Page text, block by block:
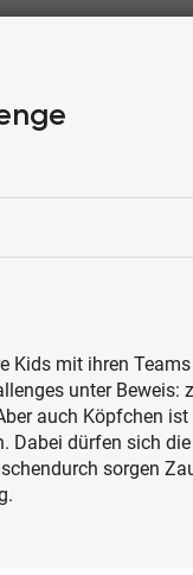
Kids mit ihren
unter Beweis:
auch Köpfchen
Dabei dürfen sich
sorgen